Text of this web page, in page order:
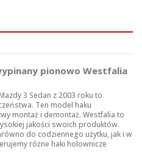
pionowo Westfalia
3 Sedan z 2003 roku to
Ten model haku
montaż i demontaż. Westfalia to
jakości swoich produktów.
do codziennego użytku, jak i w
różne haki holownicze